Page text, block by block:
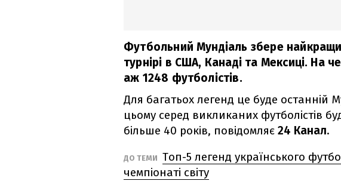
Футбольний Мундіаль збере
турнірі в США, Канаді та Мексиці. На
аж 1248 футболістів.
Для багатьох легенд це буде останній
цьому серед викликаних футболістів
більше 40 років, повідомляє 24 Канал.
ДО ТЕМИ Топ-5 легенд українського
чемпіонаті світу